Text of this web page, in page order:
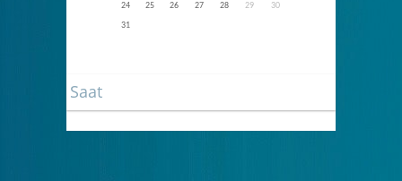
24
25 26 27 28 29
30
31
Saat